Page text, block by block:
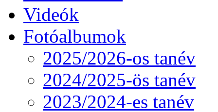
Videók
Fotóalbumok
2025/2026-os tanév
2024/2025-ös tanév
2023/2024-es tanév